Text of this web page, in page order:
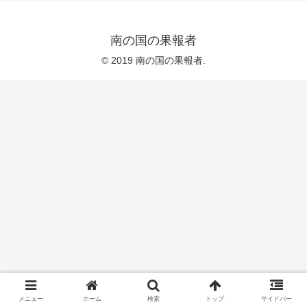
南の国の果報者
© 2019 南の国の果報者.
メニュー ホーム 検索 トップ サイドバー